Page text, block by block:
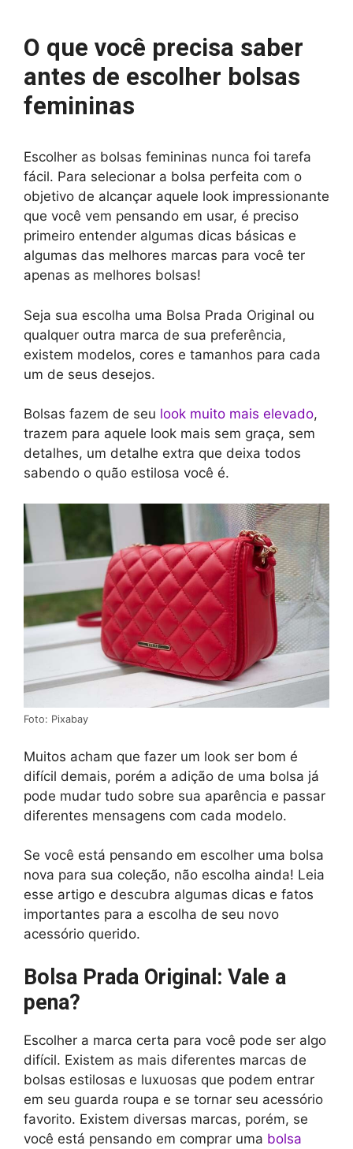
O que você precisa saber
antes de escolher bolsas
femininas
Escolher as bolsas femininas nunca foi tarefa
fácil. Para selecionar a bolsa perfeita com o
objetivo de alcançar aquele look impressionante
que você vem pensando em usar, é preciso
primeiro entender algumas dicas básicas e
algumas das melhores marcas para você ter
apenas as melhores bolsas!
Seja sua escolha uma Bolsa Prada Original ou
qualquer outra marca de sua preferência,
existem modelos, cores e tamanhos para cada
um de seus desejos.
Bolsas fazem de seu look muito mais elevado,
trazem para aquele look mais sem graça, sem
detalhes, um detalhe extra que deixa todos
sabendo o quão estilosa você é.
Foto: Pixabay
Muitos acham que fazer um look ser bom é
difícil demais, porém a adição de uma bolsa já
pode mudar tudo sobre sua aparência e passar
diferentes mensagens com cada modelo.
Se você está pensando em escolher uma bolsa
nova para sua coleção, não escolha ainda! Leia
esse artigo e descubra algumas dicas e fatos
importantes para a escolha de seu novo
acessório querido.
Bolsa Prada Original: Vale a
pena?
Escolher a marca certa para você pode ser algo
difícil. Existem as mais diferentes marcas de
bolsas estilosas e luxuosas que podem entrar
em seu guarda roupa e se tornar seu acessório
favorito. Existem diversas marcas, porém, se
você está pensando em comprar uma bolsa